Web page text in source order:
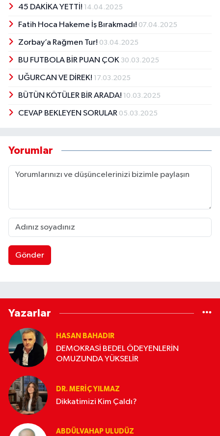
45 DAKİKA YETTİ! 14.04.2025
Fatih Hoca Hakeme İş Bırakmadı! 07.04.2025
Zorbay’a Rağmen Tur! 03.04.2025
BU FUTBOLA BİR PUAN ÇOK 30.03.2025
UĞURCAN VE DİREK! 17.03.2025
BÜTÜN KÖTÜLER BİR ARADA! 10.03.2025
CEVAP BEKLEYEN SORULAR 05.03.2025
Yorumlar
Gönder
Yazarlar
HASAN BAHADIR
DEMOKRASİ BEDEL ÖDEYENLERİN
OMUZUNDA YÜKSELİR
DR. MERIÇ YILMAZ
Dikkatimizi Kim Çaldı?
ABDÜLVAHAP ULUDÜZ